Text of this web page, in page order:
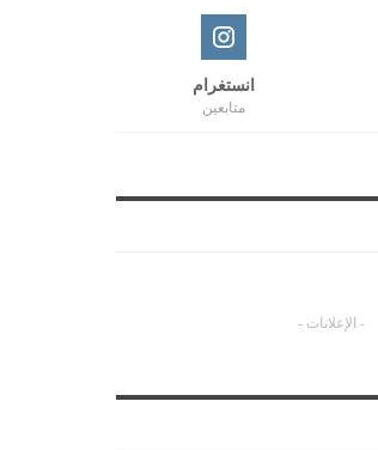
انستغرام
متابعين
- الإعلانات -